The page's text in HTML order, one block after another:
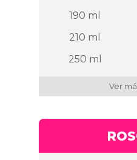
190 ml
210 ml
250 ml
Ver